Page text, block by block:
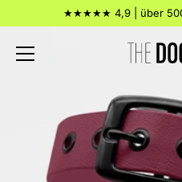
zum
★★★★★ 4,9 | über